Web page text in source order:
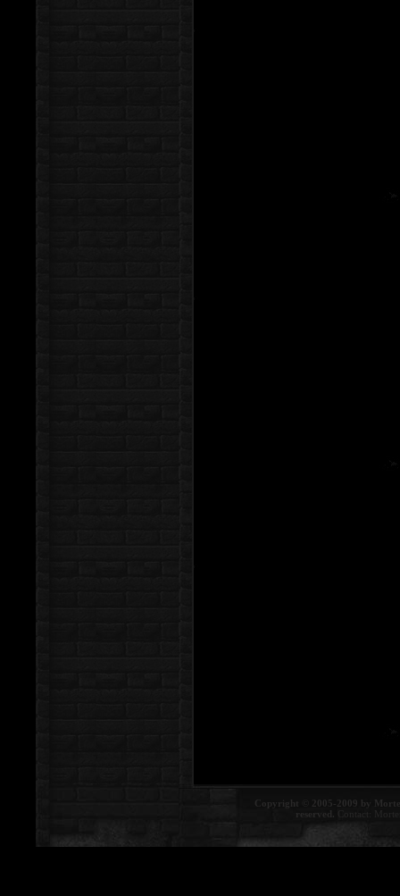
Copyright © 2005-2009 by
reserved. Contact: